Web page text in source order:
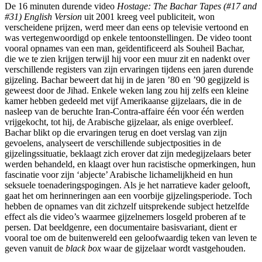
De 16 minuten durende video Hostage: The Bachar Tapes (#17 and
#31) English Version uit 2001 kreeg veel publiciteit, won
verscheidene prijzen, werd meer dan eens op televisie vertoond en
was vertegenwoordigd op enkele tentoonstellingen. De video toont
vooral opnames van een man, geïdentificeerd als Souheil Bachar,
die we te zien krijgen terwijl hij voor een muur zit en nadenkt over
verschillende registers van zijn ervaringen tijdens een jaren durende
gijzeling. Bachar beweert dat hij in de jaren ’80 en ’90 gegijzeld is
geweest door de Jihad. Enkele weken lang zou hij zelfs een kleine
kamer hebben gedeeld met vijf Amerikaanse gijzelaars, die in de
nasleep van de beruchte Iran-Contra-affaire één voor één werden
vrijgekocht, tot hij, de Arabische gijzelaar, als enige overbleef.
Bachar blikt op die ervaringen terug en doet verslag van zijn
gevoelens, analyseert de verschillende subjectposities in de
gijzelingssituatie, beklaagt zich erover dat zijn medegijzelaars beter
werden behandeld, en klaagt over hun racistische opmerkingen, hun
fascinatie voor zijn ‘abjecte’ Arabische lichamelijkheid en hun
seksuele toenaderingspogingen. Als je het narratieve kader gelooft,
gaat het om herinneringen aan een voorbije gijzelingsperiode. Toch
hebben de opnames van dit zichzelf uitsprekende subject hetzelfde
effect als die video’s waarmee gijzelnemers losgeld proberen af te
persen. Dat beeldgenre, een documentaire basisvariant, dient er
vooral toe om de buitenwereld een geloofwaardig teken van leven te
geven vanuit de black box waar de gijzelaar wordt vastgehouden.